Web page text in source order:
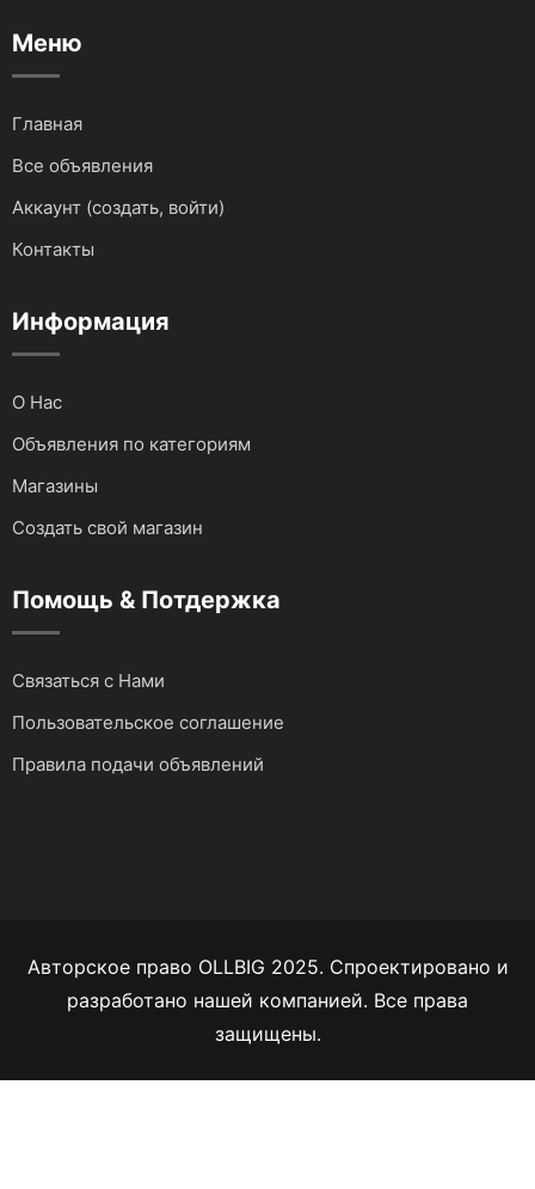
Меню
Главная
Все объявления
Аккаунт (создать, войти)
Контакты
Информация
О Нас
Объявления по категориям
Магазины
Создать свой магазин
Помощь & Потдержка
Связаться с Нами
Пользовательское соглашение
Правила подачи объявлений
Авторское право OLLBIG 2025. Спроектировано и
разработано нашей компанией. Все права
защищены.